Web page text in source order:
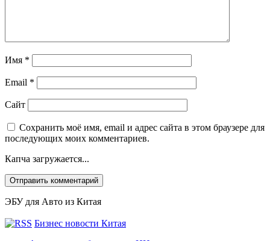
Имя *
Email *
Сайт
Сохранить моё имя, email и адрес сайта в этом браузере для
последующих моих комментариев.
Капча загружается...
ЭБУ для Авто из Китая
Бизнес новости Китая